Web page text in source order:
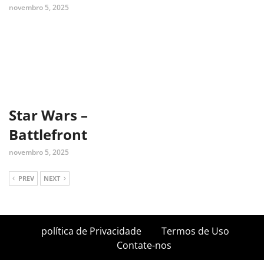
novembro 5, 2025
Star Wars –
Battlefront
novembro 5, 2025
PREV NEXT
política de Privacidade
Termos de Uso
Contate-nos